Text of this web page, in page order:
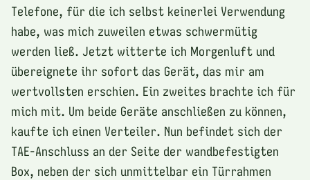
Telefone, für die ich selbst keinerlei Verwendung
habe, was mich zuweilen etwas schwermütig
werden ließ. Jetzt witterte ich Morgenluft und
übereignete ihr sofort das Gerät, das mir am
wertvollsten erschien. Ein zweites brachte ich für
mich mit. Um beide Geräte anschließen zu können,
kaufte ich einen Verteiler. Nun befindet sich der
TAE-Anschluss an der Seite der wandbefestigten
Box, neben der sich unmittelbar ein Türrahmen